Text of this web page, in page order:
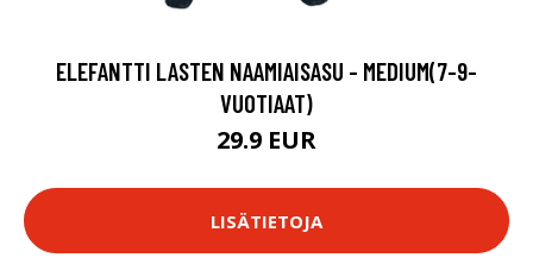
ELEFANTTI LASTEN NAAMIAISASU - MEDIUM(7-9-
VUOTIAAT)
29.9 EUR
LISÄTIETOJA